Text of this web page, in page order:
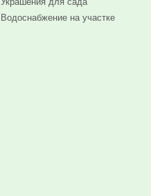
Водоснабжение на участке